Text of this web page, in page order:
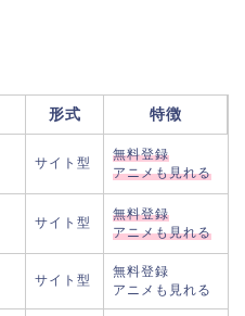
形式 特徴
サイト型
無料登録
アニメも見れる
サイト型
無料登録
アニメも見れる
サイト型
無料登録
アニメも見れる